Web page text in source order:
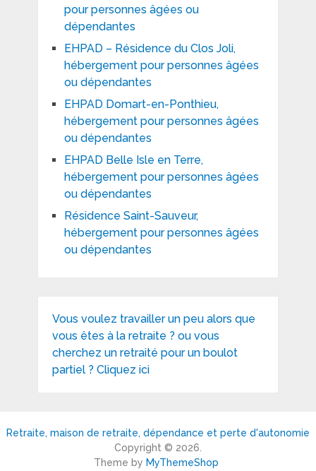
pour personnes âgées ou
dépendantes
EHPAD – Résidence du Clos Joli,
hébergement pour personnes âgées
ou dépendantes
EHPAD Domart-en-Ponthieu,
hébergement pour personnes âgées
ou dépendantes
EHPAD Belle Isle en Terre,
hébergement pour personnes âgées
ou dépendantes
Résidence Saint-Sauveur,
hébergement pour personnes âgées
ou dépendantes
Vous voulez travailler un peu alors que
vous êtes à la retraite ? ou vous
cherchez un retraité pour un boulot
partiel ? Cliquez ici
Retraite, maison de retraite, dépendance et perte d'autonomie
Copyright © 2026.
Theme byMyThemeShop